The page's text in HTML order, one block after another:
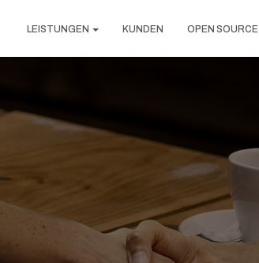
LEISTUNGEN KUNDEN OPEN SOURCE